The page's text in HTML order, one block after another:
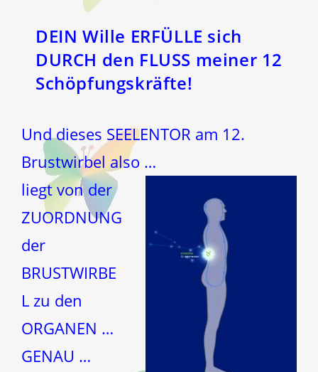
DEIN Wille ERFÜLLE sich
DURCH den FLUSS meiner 12
Schöpfungskräfte!
Und dieses SEELENTOR am 12.
Brustwirbel also …
liegt von der
ZUORDNUNG
der
BRUSTWIRBE
L zu den
ORGANEN …
GENAU …